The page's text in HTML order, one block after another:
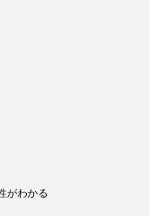
がわかる